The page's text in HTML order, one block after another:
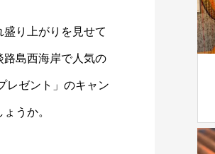
り上がりを見せて
路島西海岸で人気の
レゼント」のキャン
うか。